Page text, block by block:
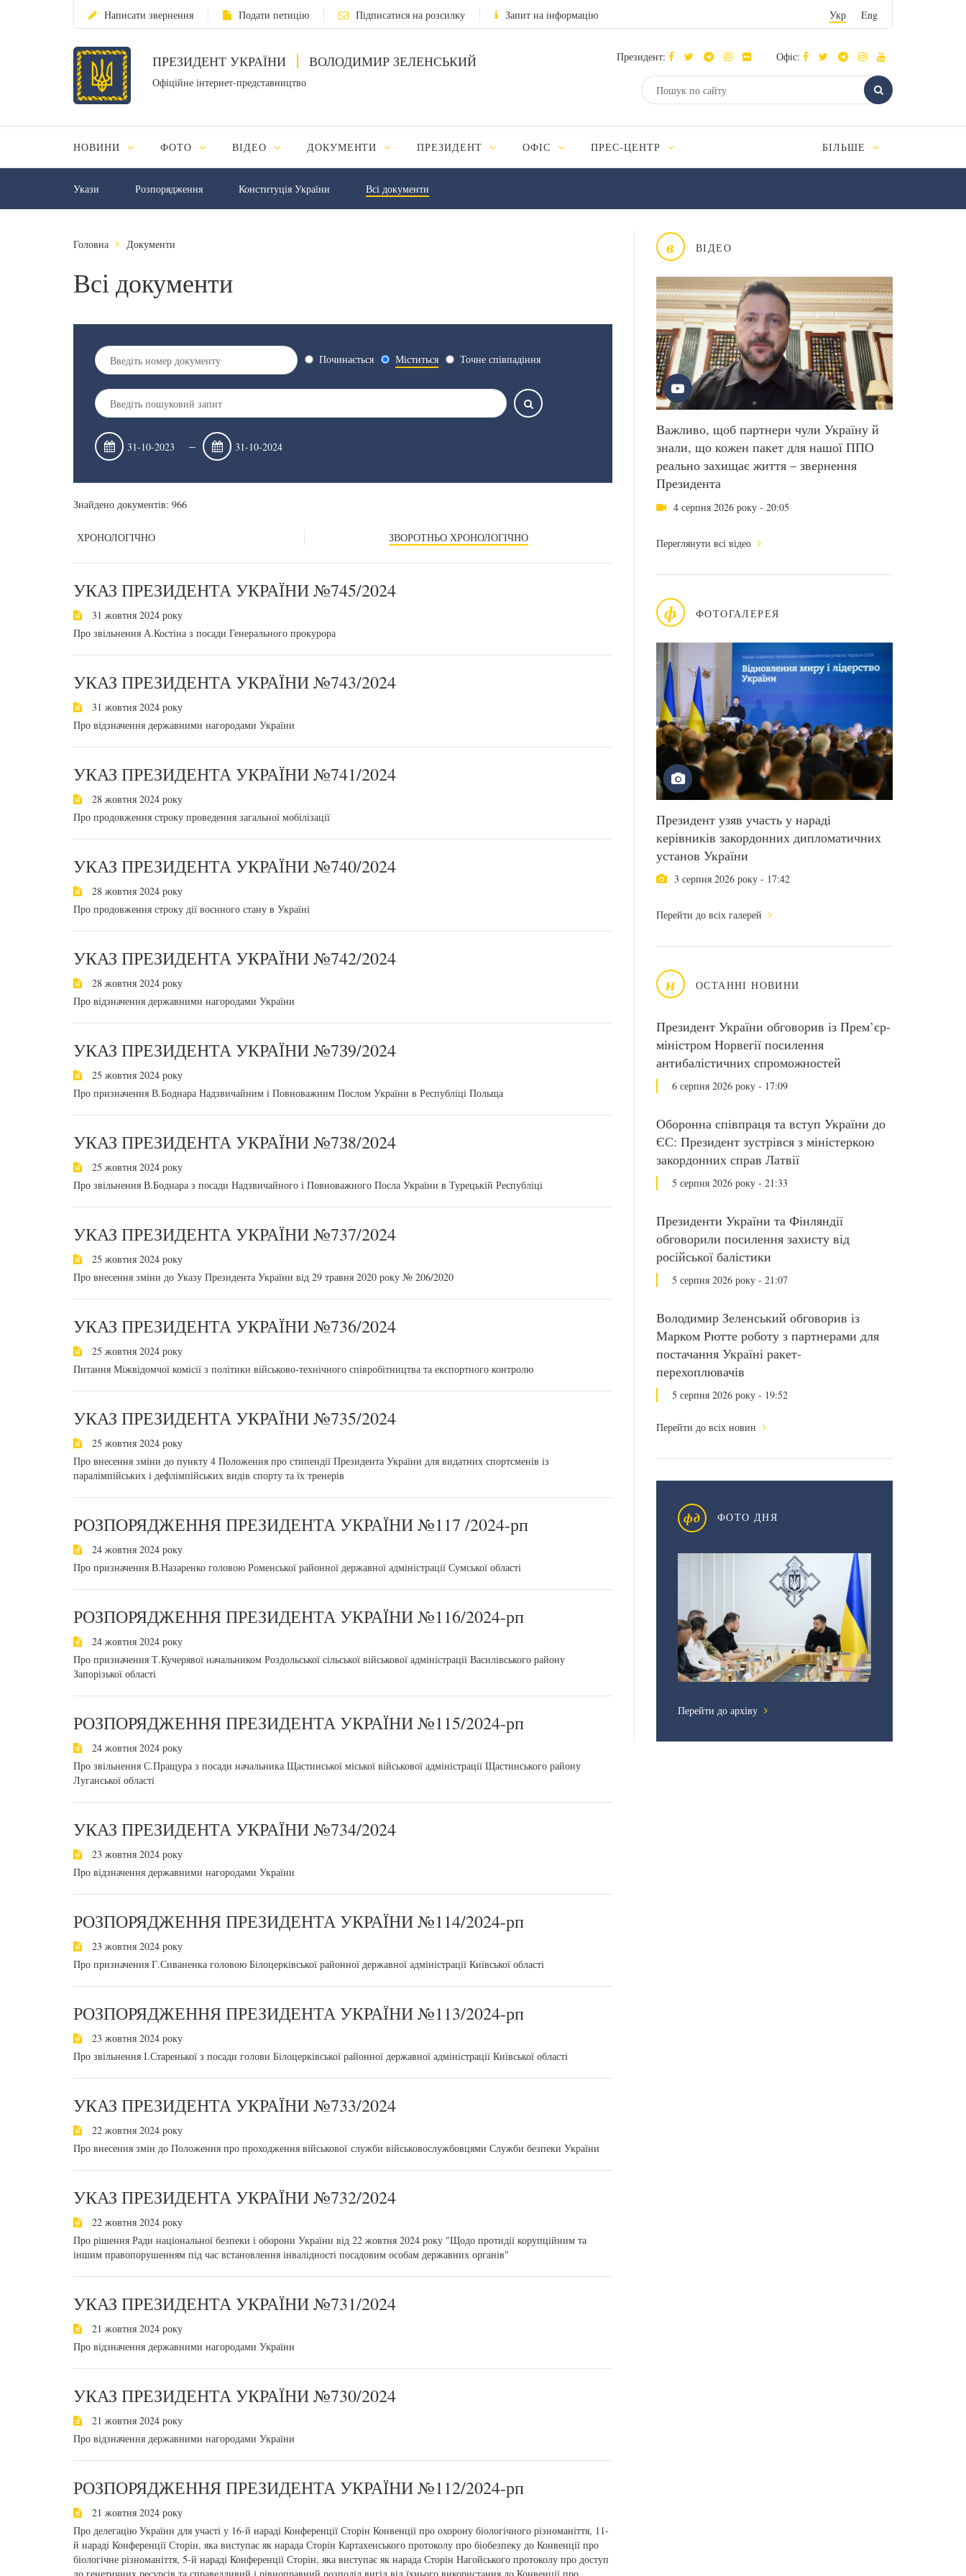
Написати звернення Подати петицію Підписатися на розсилку Запит на інформацію Укр Eng
ПРЕЗИДЕНТ УКРАЇНИ ВОЛОДИМИР ЗЕЛЕНСЬКИЙ
Офіційне інтернет-представництво
Президент: Офіс:
НОВИНИ ФОТО ВІДЕО ДОКУМЕНТИ ПРЕЗИДЕНТ ОФІС ПРЕС-ЦЕНТР БІЛЬШЕ
Укази Розпорядження Конституція України Всі документи
в ВІДЕО
Важливо, щоб партнери чули Україну й
знали, що кожен пакет для нашої ППО
реально захищає життя – звернення
Президента
4 серпня 2026 року - 20:05
Переглянути всі відео
ф ФОТОГАЛЕРЕЯ
Президент узяв участь у нараді
керівників закордонних дипломатичних
установ України
3 серпня 2026 року - 17:42
Перейти до всіх галерей
н ОСТАННІ НОВИНИ
Президент України обговорив із Прем’єр-
міністром Норвегії посилення
антибалістичних спроможностей
6 серпня 2026 року - 17:09
Оборонна співпраця та вступ України до
ЄС: Президент зустрівся з міністеркою
закордонних справ Латвії
5 серпня 2026 року - 21:33
Президенти України та Фінляндії
обговорили посилення захисту від
російської балістики
5 серпня 2026 року - 21:07
Володимир Зеленський обговорив із
Марком Рютте роботу з партнерами для
постачання Україні ракет-
перехоплювачів
5 серпня 2026 року - 19:52
Перейти до всіх новин
фд ФОТО ДНЯ
Перейти до архіву
Головна Документи
Всі документи
Починається Міститься Точне співпадіння
–
Знайдено документів: 966
ХРОНОЛОГІЧНО ЗВОРОТНЬО ХРОНОЛОГІЧНО
УКАЗ ПРЕЗИДЕНТА УКРАЇНИ №745/2024
31 жовтня 2024 року
Про звільнення А.Костіна з посади Генерального прокурора
УКАЗ ПРЕЗИДЕНТА УКРАЇНИ №743/2024
31 жовтня 2024 року
Про відзначення державними нагородами України
УКАЗ ПРЕЗИДЕНТА УКРАЇНИ №741/2024
28 жовтня 2024 року
Про продовження строку проведення загальної мобілізації
УКАЗ ПРЕЗИДЕНТА УКРАЇНИ №740/2024
28 жовтня 2024 року
Про продовження строку дії воєнного стану в Україні
УКАЗ ПРЕЗИДЕНТА УКРАЇНИ №742/2024
28 жовтня 2024 року
Про відзначення державними нагородами України
УКАЗ ПРЕЗИДЕНТА УКРАЇНИ №7З9/2024
25 жовтня 2024 року
Про призначення В.Боднара Надзвичайним і Повноважним Послом України в Республіці Польща
УКАЗ ПРЕЗИДЕНТА УКРАЇНИ №7З8/2024
25 жовтня 2024 року
Про звільнення В.Боднара з посади Надзвичайного і Повноважного Посла України в Турецькій Республіці
УКАЗ ПРЕЗИДЕНТА УКРАЇНИ №737/2024
25 жовтня 2024 року
Про внесення зміни до Указу Президента України від 29 травня 2020 року № 206/2020
УКАЗ ПРЕЗИДЕНТА УКРАЇНИ №736/2024
25 жовтня 2024 року
Питання Міжвідомчої комісії з політики військово-технічного співробітництва та експортного контролю
УКАЗ ПРЕЗИДЕНТА УКРАЇНИ №735/2024
25 жовтня 2024 року
Про внесення зміни до пункту 4 Положення про стипендії Президента України для видатних спортсменів із
паралімпійських і дефлімпійських видів спорту та їх тренерів
РОЗПОРЯДЖЕННЯ ПРЕЗИДЕНТА УКРАЇНИ №117 /2024-рп
24 жовтня 2024 року
Про призначення В.Назаренко головою Роменської районної державної адміністрації Сумської області
РОЗПОРЯДЖЕННЯ ПРЕЗИДЕНТА УКРАЇНИ №116/2024-рп
24 жовтня 2024 року
Про призначення Т.Кучерявої начальником Роздольської сільської військової адміністрації Василівського району
Запорізької області
РОЗПОРЯДЖЕННЯ ПРЕЗИДЕНТА УКРАЇНИ №115/2024-рп
24 жовтня 2024 року
Про звільнення С.Пращура з посади начальника Щастинської міської військової адміністрації Щастинського району
Луганської області
УКАЗ ПРЕЗИДЕНТА УКРАЇНИ №734/2024
23 жовтня 2024 року
Про відзначення державними нагородами України
РОЗПОРЯДЖЕННЯ ПРЕЗИДЕНТА УКРАЇНИ №114/2024-рп
23 жовтня 2024 року
Про призначення Г.Сиваненка головою Білоцерківської районної державної адміністрації Київської області
РОЗПОРЯДЖЕННЯ ПРЕЗИДЕНТА УКРАЇНИ №113/2024-рп
23 жовтня 2024 року
Про звільнення І.Старенької з посади голови Білоцерківської районної державної адміністрації Київської області
УКАЗ ПРЕЗИДЕНТА УКРАЇНИ №733/2024
22 жовтня 2024 року
Про внесення змін до Положення про проходження військової служби військовослужбовцями Служби безпеки України
УКАЗ ПРЕЗИДЕНТА УКРАЇНИ №732/2024
22 жовтня 2024 року
Про рішення Ради національної безпеки і оборони України від 22 жовтня 2024 року "Щодо протидії корупційним та
іншим правопорушенням під час встановлення інвалідності посадовим особам державних органів"
УКАЗ ПРЕЗИДЕНТА УКРАЇНИ №731/2024
21 жовтня 2024 року
Про відзначення державними нагородами України
УКАЗ ПРЕЗИДЕНТА УКРАЇНИ №730/2024
21 жовтня 2024 року
Про відзначення державними нагородами України
РОЗПОРЯДЖЕННЯ ПРЕЗИДЕНТА УКРАЇНИ №112/2024-рп
21 жовтня 2024 року
Про делегацію України для участі у 16-й нараді Конференції Сторін Конвенції про охорону біологічного різноманіття, 11-
й нараді Конференції Сторін, яка виступає як нарада Сторін Картахенського протоколу про біобезпеку до Конвенції про
біологічне різноманіття, 5-й нараді Конференції Сторін, яка виступає як нарада Сторін Нагойського протоколу про доступ